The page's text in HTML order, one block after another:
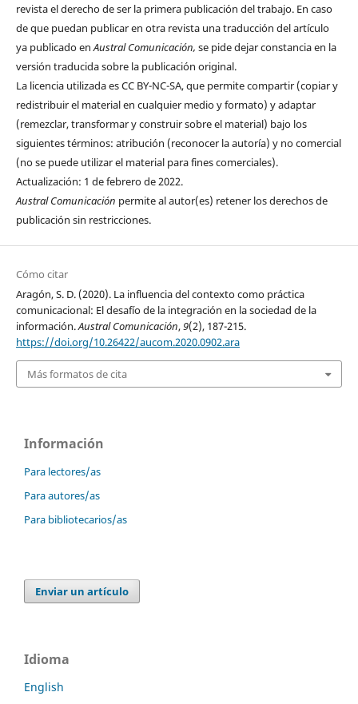
revista el derecho de ser la primera publicación del trabajo. En caso
de que puedan publicar en otra revista una traducción del artículo
ya publicado enAustral Comunicación, se pide dejar constancia en la
versión traducida sobre la publicación original.
La licencia utilizada es CC BY-NC-SA, que permite compartir (copiar y
redistribuir el material en cualquier medio y formato) y adaptar
(remezclar, transformar y construir sobre el material) bajo los
siguientes términos: atribución (reconocer la autoría) y no comercial
(no se puede utilizar el material para fines comerciales).
Actualización: 1 de febrero de 2022.
Austral Comunicación permite al autor(es) retener los derechos de
publicación sin restricciones.
Cómo citar
Aragón, S. D. (2020). La influencia del contexto como práctica
comunicacional: El desafío de la integración en la sociedad de la
información.Austral Comunicación,9(2), 187-215.
https://doi.org/10.26422/aucom.2020.0902.ara
Más formatos de cita
Información
Para lectores/as
Para autores/as
Para bibliotecarios/as
Enviar un artículo
Idioma
English